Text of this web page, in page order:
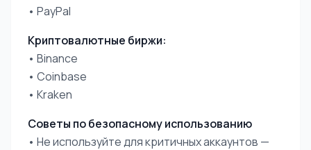
• PayPal
Криптовалютные биржи:
• Binance
• Coinbase
• Kraken
Советы по безопасному использованию
• Не используйте для критичных аккаунтов —